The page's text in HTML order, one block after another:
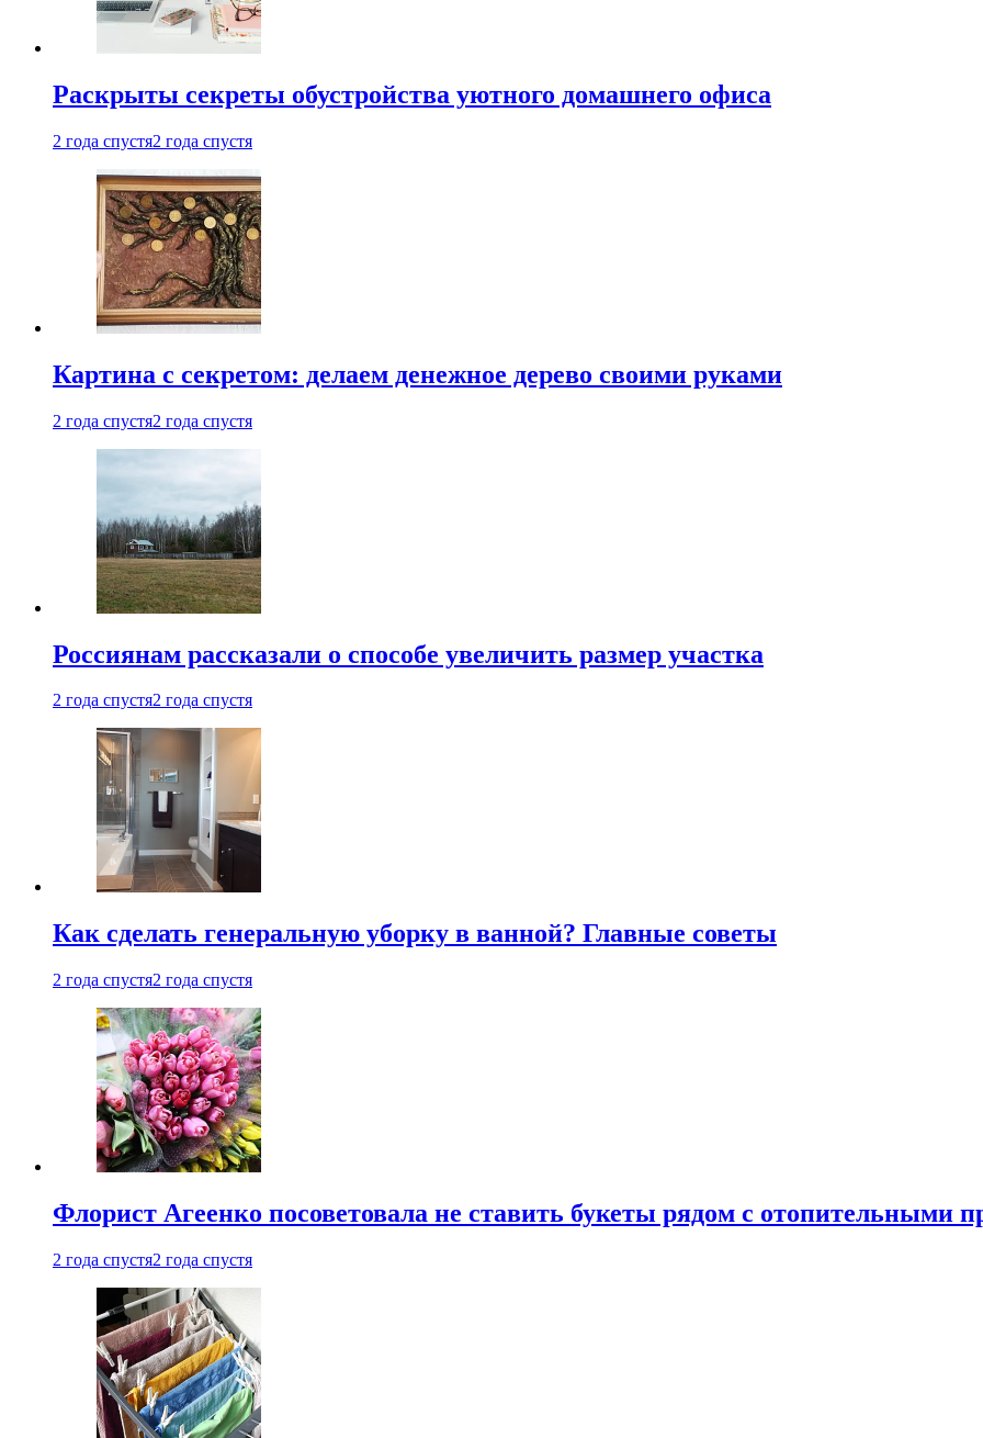
Раскрыты секреты обустройства уютного домашнего офиса
2 года спустя2 года спустя
Картина с секретом: делаем денежное дерево своими руками
2 года спустя2 года спустя
Россиянам рассказали о способе увеличить размер участка
2 года спустя2 года спустя
Как сделать генеральную уборку в ванной? Главные советы
2 года спустя2 года спустя
Флорист Агеенко посоветовала не ставить букеты рядом с отопительными
2 года спустя2 года спустя